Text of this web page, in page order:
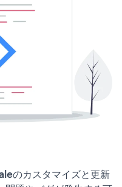
のカスタマイズと更新